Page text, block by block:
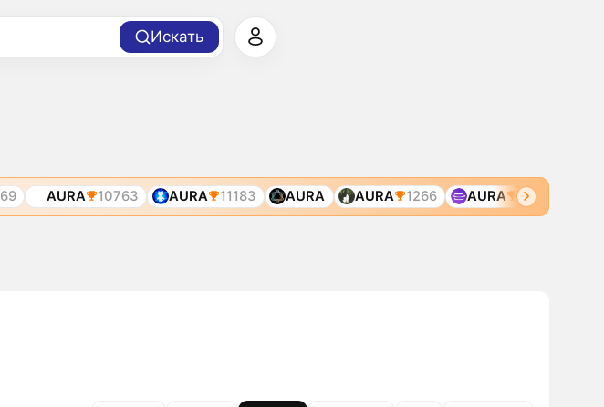
Искать
AURA 10763 AURA 11183 AURA AURA 1266 AURA 2962